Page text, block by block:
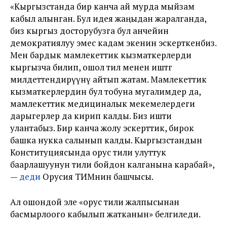
«Кыргызстанда бир канча ай мурда мыйзам
кабыл алынган. Бул идея жаңыдан жаралганда,
биз кыргыз досторубузга бул анчейин
демократиялуу эмес кадам экенин эскерткенбиз.
Мен бардык мамлекеттик кызматкерлерди
кыргызча билип, ошол тил менен иштөөгө
милдеттендирүүнү айтып жатам. Мамлекеттик
кызматкерлердин бул тобуна мугалимдер да,
мамлекеттик медициналык мекемелердеги
дарыгерлер да кирип калды. Биз ишти
улантабыз. Бир канча жолу эскерттик, бирок
башка нукка салынып калды. Кыргызстандын
Конституциясында орус тили улуттук
баарлашуунун тили бойдон калганына карабай»,
— деди Орусия ТИМнин башчысы.
Ал ошондой эле «орус тили жалпысынан
басмырлоого кабылып жатканын» белгиледи.